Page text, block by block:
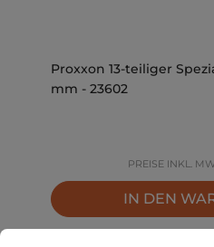
Proxxon 13-teiliger
mm - 23602
PREISE INKL.
IN DEN
Cookie-Voreinstellungen
Diese Website verwendet